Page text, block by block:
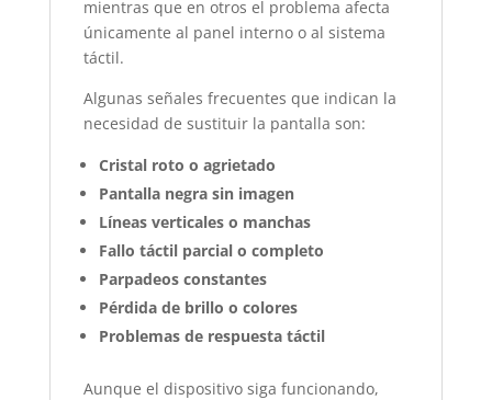
mientras que en otros el problema afecta
únicamente al panel interno o al sistema
táctil.
Algunas señales frecuentes que indican la
necesidad de sustituir la pantalla son:
Cristal roto o agrietado
Pantalla negra sin imagen
Líneas verticales o manchas
Fallo táctil parcial o completo
Parpadeos constantes
Pérdida de brillo o colores
Problemas de respuesta táctil
Aunque el dispositivo siga funcionando,